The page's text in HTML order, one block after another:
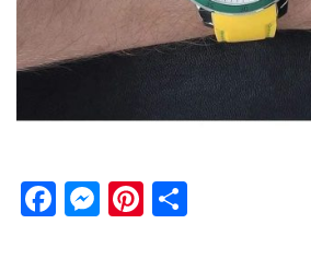
Facebook
Messenger
Pinterest